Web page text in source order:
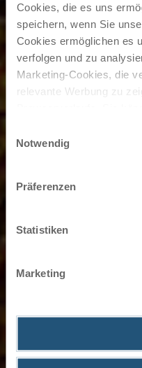
Cookies, die es uns
speichern, wenn Sie
Cookies ermöglichen es
verfolgen und zu
Marketing-Cookies, die
relevante Werbung zu
entscheiden, nur
Impressum
Notwendig
Präferenzen
Statistiken
Marketing